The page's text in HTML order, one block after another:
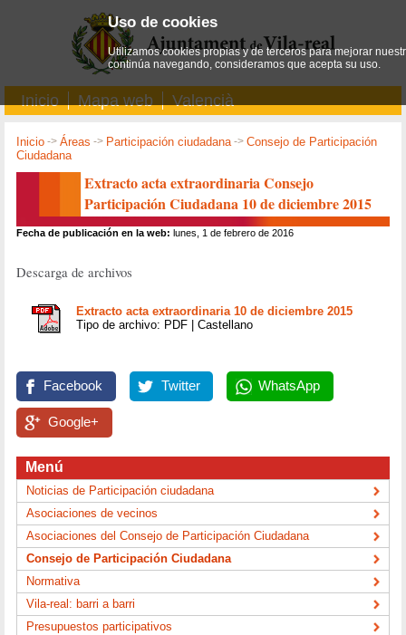
Inicio Mapa web Valencià
Inicio ->Áreas -> Participación ciudadana->Consejo de Participación
Ciudadana
Extracto acta extraordinaria Consejo
Participación Ciudadana 10 de diciembre 2015
Fecha de publicación en la web: lunes, 1 de febrero de 2016
Descarga de archivos
Extracto acta extraordinaria 10 de diciembre 2015
Tipo de archivo: PDF | Castellano
Facebook Twitter WhatsApp
Google+
Menú
Noticias de Participación ciudadana
Asociaciones de vecinos
Asociaciones del Consejo de Participación Ciudadana
Consejo de Participación Ciudadana
Normativa
Vila-real: barri a barri
Presupuestos participativos
Uso de cookies
Utilizamos cookies propias y de terceros para mejorar
continúa navegando, consideramos que acepta su uso.